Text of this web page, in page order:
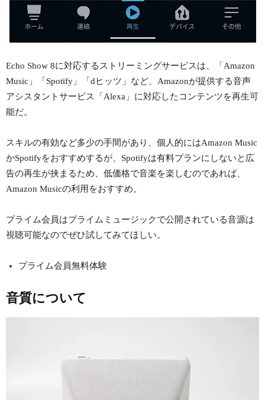
Echo Show 8に対応するストリーミングサービスは、「Amazon
Music」「Spotify」「dヒッツ」など、Amazonが提供する音声
アシスタントサービス「Alexa」に対応したコンテンツを再生可
能だ。
スキルの有効など多少の手間があり、個人的にはAmazon Music
かSpotifyをおすすめするが、Spotifyは有料プランにしないと広
告の再生が挟まるため、低価格で音楽を楽しむのであれば、
Amazon Musicの利用をおすすめ。
プライム会員はプライムミュージックで公開されている音源は
視聴可能なのでぜひ試してみてほしい。
プライム会員無料体験
音質について